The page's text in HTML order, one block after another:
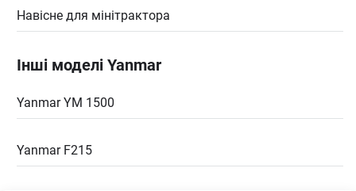
Навісне для мінітрактора
Інші моделі Yanmar
Yanmar YM 1500
Yanmar F215